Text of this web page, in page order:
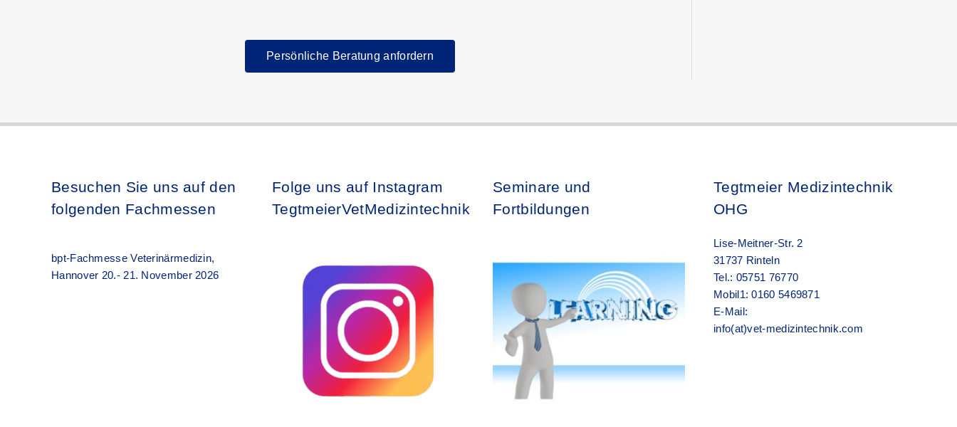
Persönliche Beratung anfordern
Besuchen Sie uns auf den
folgenden Fachmessen
bpt-Fachmesse Veterinärmedizin,
Hannover 20.- 21. November 2026
Folge uns auf Instagram
TegtmeierVetMedizintechnik
Seminare und
Fortbildungen
Tegtmeier Medizintechnik
OHG
Lise-Meitner-Str. 2
31737 Rinteln
Tel.: 05751 76770
Mobil1: 0160 5469871
E-Mail:
info(at)vet-medizintechnik.com